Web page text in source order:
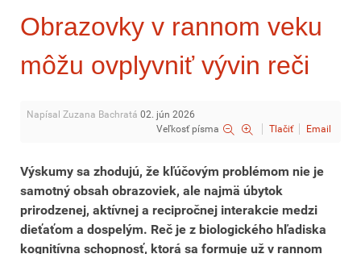
Obrazovky v rannom veku
môžu ovplyvniť vývin reči
Napísal Zuzana Bachratá 02. jún 2026
Veľkosť písma
Tlačiť Email
Výskumy sa zhodujú, že kľúčovým problémom nie je
samotný obsah obrazoviek, ale najmä úbytok
prirodzenej, aktívnej a recipročnej interakcie medzi
dieťaťom a dospelým. Reč je z biologického hľadiska
kognitívna schopnosť, ktorá sa formuje už v rannom